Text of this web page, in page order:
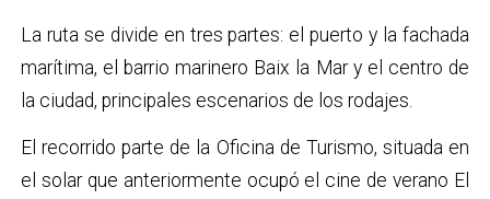
La ruta se divide en tres partes: el puerto y la fachada
marítima, el barrio marinero Baix la Mar y el centro de
la ciudad, principales escenarios de los rodajes.
El recorrido parte de la Oficina de Turismo, situada en
el solar que anteriormente ocupó el cine de verano El